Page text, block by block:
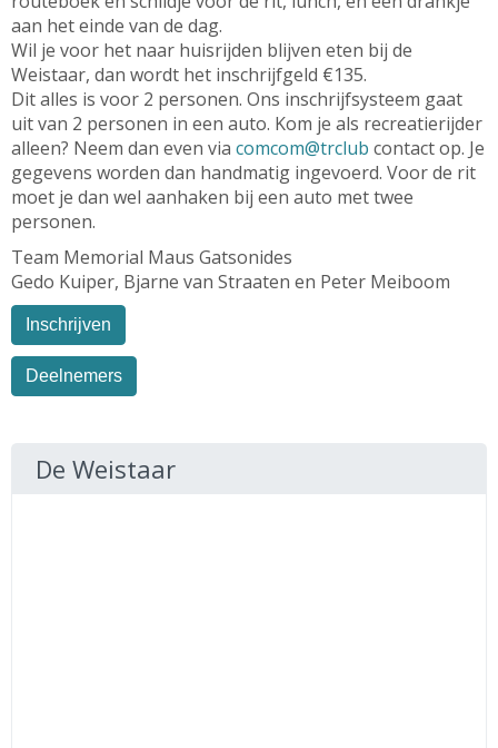
aan het einde van de dag.
Wil je voor het naar huisrijden blijven eten bij de
Weistaar, dan wordt het inschrijfgeld €135.
Dit alles is voor 2 personen. Ons inschrijfsysteem gaat
uit van 2 personen in een auto. Kom je als recreatierijder
alleen? Neem dan even via comcom@trclub contact op. Je
gegevens worden dan handmatig ingevoerd. Voor de rit
moet je dan wel aanhaken bij een auto met twee
personen.
Team Memorial Maus Gatsonides
Gedo Kuiper, Bjarne van Straaten en Peter Meiboom
Inschrijven
Deelnemers
De Weistaar